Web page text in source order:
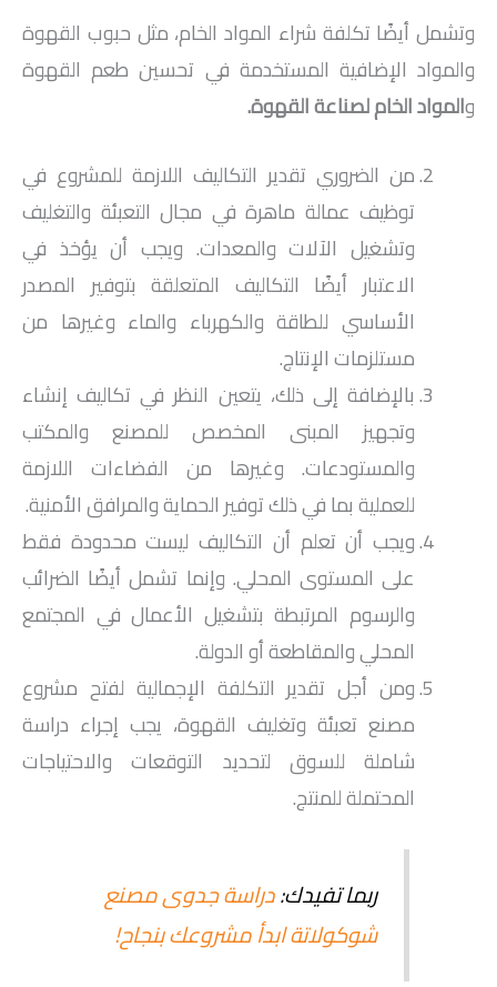
وتشمل أيضًا تكلفة شراء المواد الخام، مثل حبوب القهوة
والمواد الإضافية المستخدمة في تحسين طعم القهوة
والمواد الخام لصناعة القهوة.
من الضروري تقدير التكاليف اللازمة للمشروع في
توظيف عمالة ماهرة في مجال التعبئة والتغليف
وتشغيل الآلات والمعدات. ويجب أن يؤخذ في
الاعتبار أيضًا التكاليف المتعلقة بتوفير المصدر
الأساسي للطاقة والكهرباء والماء وغيرها من
مستلزمات الإنتاج.
بالإضافة إلى ذلك، يتعين النظر في تكاليف إنشاء
وتجهيز المبنى المخصص للمصنع والمكتب
والمستودعات. وغيرها من الفضاءات اللازمة
للعملية بما في ذلك توفير الحماية والمرافق الأمنية.
ويجب أن تعلم أن التكاليف ليست محدودة فقط
على المستوى المحلي. وإنما تشمل أيضًا الضرائب
والرسوم المرتبطة بتشغيل الأعمال في المجتمع
المحلي والمقاطعة أو الدولة.
ومن أجل تقدير التكلفة الإجمالية لفتح مشروع
مصنع تعبئة وتغليف القهوة، يجب إجراء دراسة
شاملة للسوق لتحديد التوقعات والاحتياجات
المحتملة للمنتج.
ربما تفيدك:دراسة جدوى مصنع
شوكولاتة ابدأ مشروعك بنجاح!